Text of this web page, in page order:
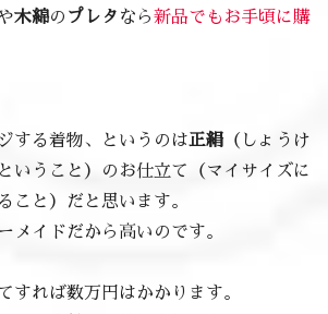
木綿の プレタ なら新品でもお手頃に購
する着物、というのは正絹 （しょうけ
いうこと）のお仕立て（マイサイズに
こと）だと思います。
メイドだから高いのです。
すれば数万円はかかります。